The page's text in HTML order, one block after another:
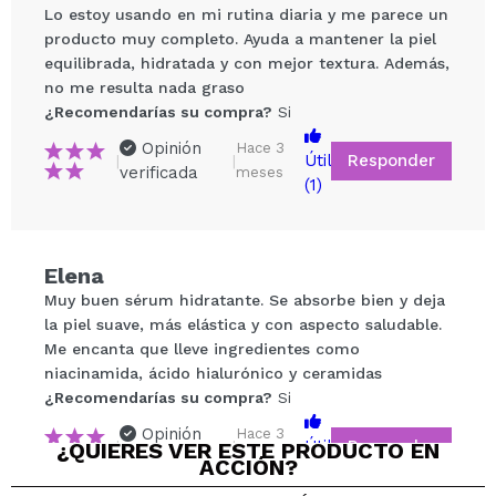
Compartir un vídeo o una foto
¿Recomendarías su compra? Si
5/5
ENVIAR
Lo estoy usando en mi rutina diaria y me parece un
producto muy completo. Ayuda a mantener la piel
equilibrada, hidratada y con mejor textura. Además,
no me resulta nada graso
¿Recomendarías su compra? Si
|
Opinión
verificada
|
Hace 3
meses
Útil
(1)
Responder
Elena
Muy buen sérum hidratante. Se absorbe bien y deja
la piel suave, más elástica y con aspecto saludable.
Me encanta que lleve ingredientes como
niacinamida, ácido hialurónico y ceramidas
¿Recomendarías su compra? Si
|
Opinión
verificada
|
Hace 3
meses
Útil
Responder
¿QUIERES VER ESTE PRODUCTO EN
ACCIÓN?